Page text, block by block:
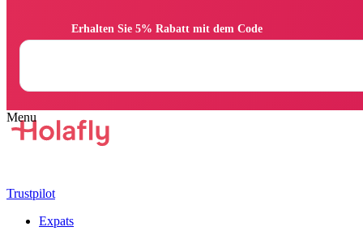
Trustpilot
Expats